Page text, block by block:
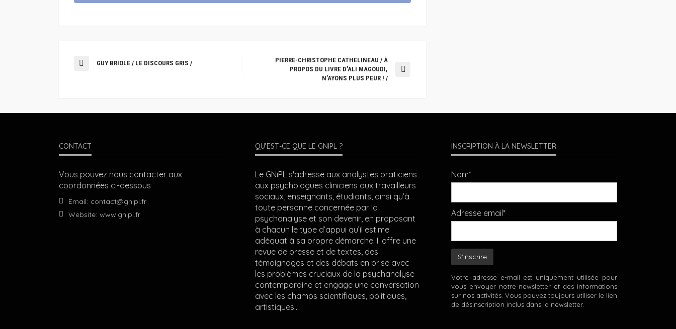
GUY BRIOLE / LE DISCOURS GRIS /
PIERRE-CHRISTOPHE CATHELINEAU / À
PROPOS DU LIVRE D’ALI MAGOUDI,
N’AYONS PLUS PEUR ! /
CONTACT
Vous pouvez nous contacter aux
coordonnées ci-dessous
Email: contact@gnipl.fr
Website: www.gnipl.fr
QU’EST-CE QUE LE GNIPL ?
Le GNiPL s'adresse aux analystes praticiens
aux psychologues cliniciens aux travailleurs
sociaux, enseignants, étudiants, ainsi qu’à
toute personne concernée par la
psychanalyse et son devenir, en proposant
à chacun le type d’appui qu’il estime
adéquat à sa propre démarche. Il offre une
revue de presse et de textes, des
témoignages et des débats en prise avec
les problèmes cruciaux de la psychanalyse
contemporaine et engage une conversation
avec les champs scientifiques, politiques,
artistiques…
INSCRIPTION À LA NEWSLETTER
Nom*
Adresse email*
Votre adresse e-mail est uniquement utilisée pour
vous envoyer notre newsletter et des informations
sur nos activités. Vous pouvez toujours utiliser le lien
de désinscription inclus dans la newsletter.